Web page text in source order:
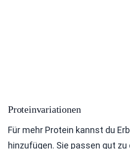
Proteinvariationen
Für mehr Protein kannst du
hinzufügen. Sie passen gut zu